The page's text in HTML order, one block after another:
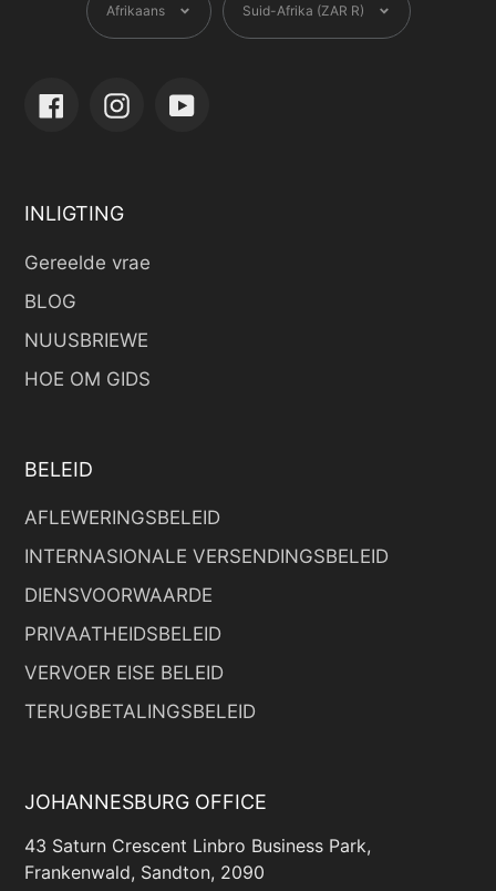
Afrikaans Suid-Afrika (ZAR R)
FacebookInstagramYouTube
INLIGTING
Gereelde vrae
BLOG
NUUSBRIEWE
HOE OM GIDS
BELEID
AFLEWERINGSBELEID
INTERNASIONALE VERSENDINGSBELEID
DIENSVOORWAARDE
PRIVAATHEIDSBELEID
VERVOER EISE BELEID
TERUGBETALINGSBELEID
JOHANNESBURG OFFICE
43 Saturn Crescent Linbro Business Park,
Frankenwald, Sandton, 2090